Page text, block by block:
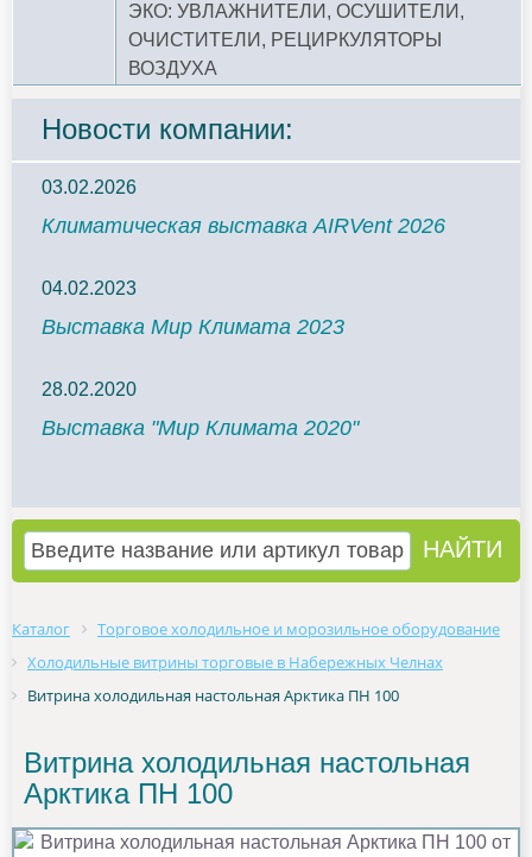
ЭКО: УВЛАЖНИТЕЛИ, ОСУШИТЕЛИ,
ОЧИСТИТЕЛИ, РЕЦИРКУЛЯТОРЫ
ВОЗДУХА
Новости компании:
03.02.2026
Климатическая выставка AIRVent 2026
04.02.2023
Выставка Мир Климата 2023
28.02.2020
Выставка "Мир Климата 2020"
Каталог
Торговое холодильное и морозильное оборудование
Холодильные витрины торговые в Набережных Челнах
Витрина холодильная настольная Арктика ПН 100
Витрина холодильная настольная
Арктика ПН 100